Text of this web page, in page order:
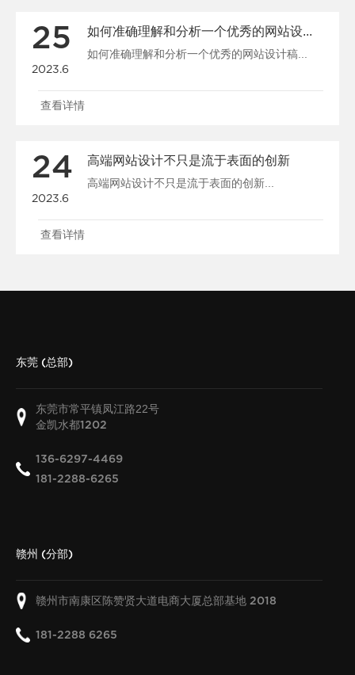
25
2023.6
如何准确理解和分析一个优秀的网站设计稿...
查看详情
24
2023.6
高端网站设计不只是流于表面的创新
高端网站设计不只是流于表面的创新...
查看详情
东莞 (总部)
东莞市常平镇凤江路22号
金凯水都1202
136-6297-4469
181-2288-6265
赣州 (分部)
赣州市南康区陈赞贤大道电商大厦总部基地 2018
181-2288 6265